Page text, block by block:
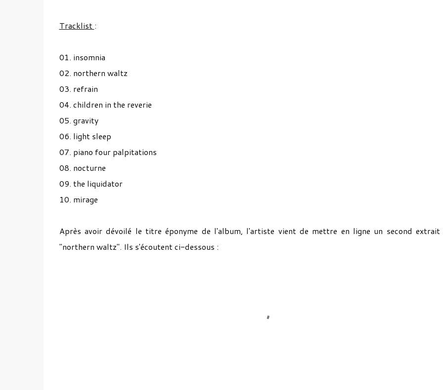
Tracklist :
01. insomnia
02. northern waltz
03. refrain
04. children in the reverie
05. gravity
06. light sleep
07. piano four palpitations
08. nocturne
09. the liquidator
10. mirage
Après avoir dévoilé le titre éponyme de l'album, l'artiste vient de mettre en ligne un second extrait
"northern waltz". Ils s'écoutent ci-dessous :